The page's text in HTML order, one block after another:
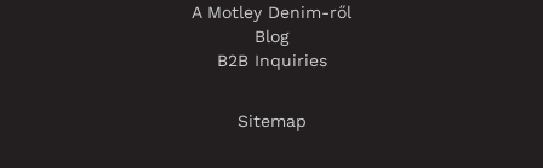
A Motley Denim-ről
Blog
B2B Inquiries
Sitemap